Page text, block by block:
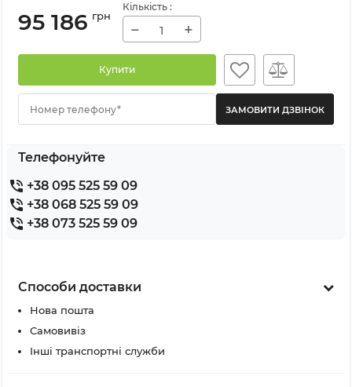
95 186 грн
Кількість :
− +
Купити
Номер телефону*
Телефонуйте
+38 095 525 59 09
+38 068 525 59 09
+38 073 525 59 09
Способи доставки
Нова пошта
Самовивіз
Інші транспортні служби